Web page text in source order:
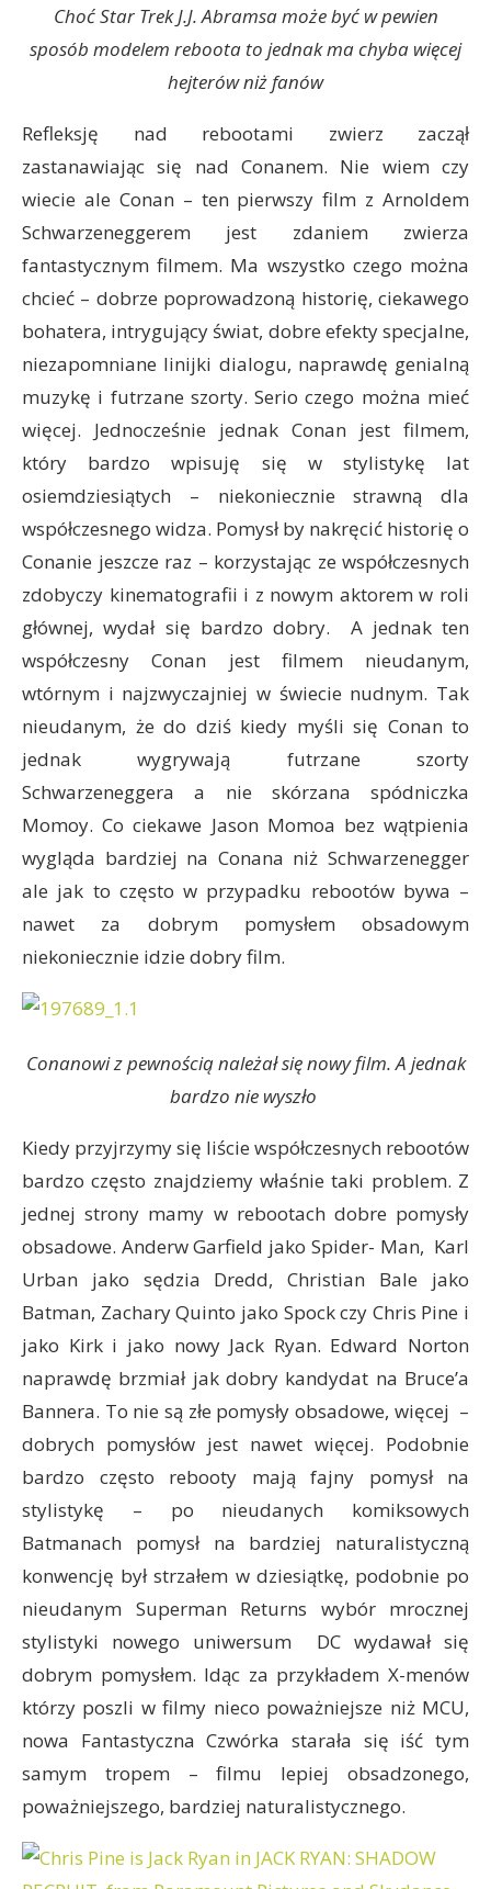
Choć Star Trek J.J. Abramsa może być w pewien
sposób modelem reboota to jednak ma chyba więcej
hejterów niż fanów
Refleksję nad rebootami zwierz zaczął
zastanawiając się nad Conanem. Nie wiem czy
wiecie ale Conan – ten pierwszy film z Arnoldem
Schwarzeneggerem jest zdaniem zwierza
fantastycznym filmem. Ma wszystko czego można
chcieć – dobrze poprowadzoną historię, ciekawego
bohatera, intrygujący świat, dobre efekty specjalne,
niezapomniane linijki dialogu, naprawdę genialną
muzykę i futrzane szorty. Serio czego można mieć
więcej. Jednocześnie jednak Conan jest filmem,
który bardzo wpisuję się w stylistykę lat
osiemdziesiątych – niekoniecznie strawną dla
współczesnego widza. Pomysł by nakręcić historię o
Conanie jeszcze raz – korzystając ze współczesnych
zdobyczy kinematografii i z nowym aktorem w roli
głównej, wydał się bardzo dobry. A jednak ten
współczesny Conan jest filmem nieudanym,
wtórnym i najzwyczajniej w świecie nudnym. Tak
nieudanym, że do dziś kiedy myśli się Conan to
jednak wygrywają futrzane szorty
Schwarzeneggera a nie skórzana spódniczka
Momoy. Co ciekawe Jason Momoa bez wątpienia
wygląda bardziej na Conana niż Schwarzenegger
ale jak to często w przypadku rebootów bywa –
nawet za dobrym pomysłem obsadowym
niekoniecznie idzie dobry film.
Conanowi z pewnością należał się nowy film. A jednak
bardzo nie wyszło
Kiedy przyjrzymy się liście współczesnych rebootów
bardzo często znajdziemy właśnie taki problem. Z
jednej strony mamy w rebootach dobre pomysły
obsadowe. Anderw Garfield jako Spider- Man, Karl
Urban jako sędzia Dredd, Christian Bale jako
Batman, Zachary Quinto jako Spock czy Chris Pine i
jako Kirk i jako nowy Jack Ryan. Edward Norton
naprawdę brzmiał jak dobry kandydat na Bruce’a
Bannera. To nie są złe pomysły obsadowe, więcej –
dobrych pomysłów jest nawet więcej. Podobnie
bardzo często rebooty mają fajny pomysł na
stylistykę – po nieudanych komiksowych
Batmanach pomysł na bardziej naturalistyczną
konwencję był strzałem w dziesiątkę, podobnie po
nieudanym Superman Returns wybór mrocznej
stylistyki nowego uniwersum DC wydawał się
dobrym pomysłem. Idąc za przykładem X-menów
którzy poszli w filmy nieco poważniejsze niż MCU,
nowa Fantastyczna Czwórka starała się iść tym
samym tropem – filmu lepiej obsadzonego,
poważniejszego, bardziej naturalistycznego.